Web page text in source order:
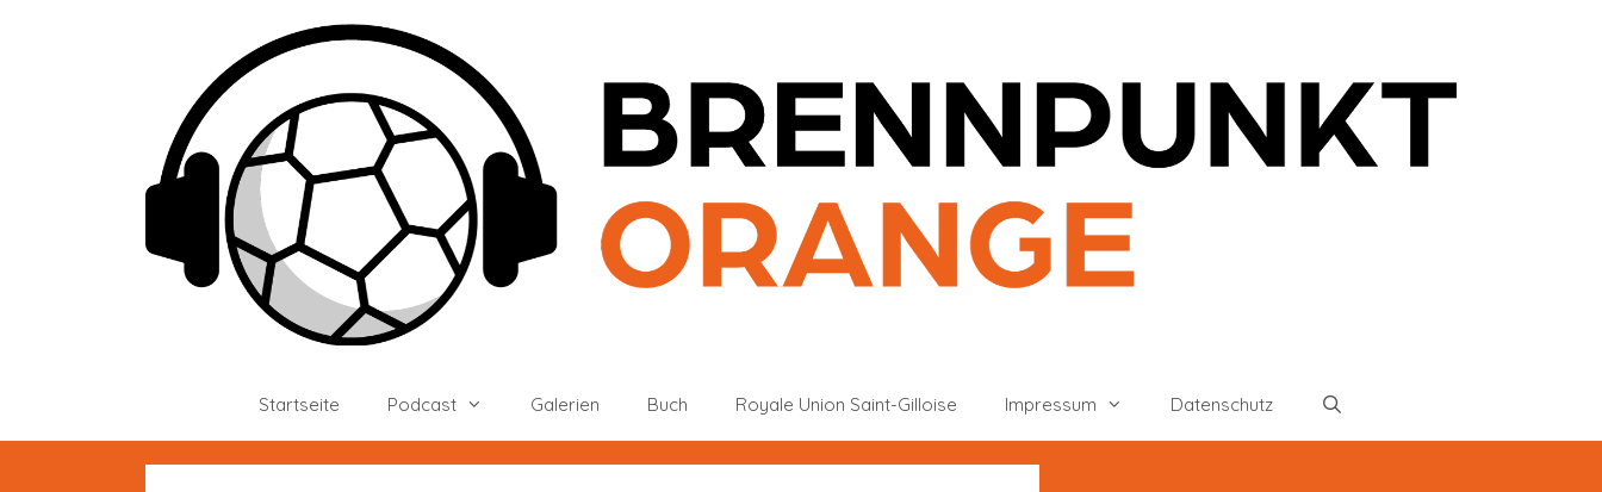
Startseite Podcast Galerien Buch Royale Union Saint-Gilloise Impressum Datenschutz